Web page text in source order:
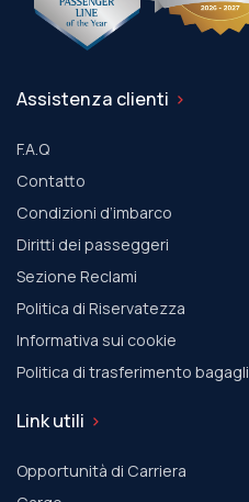
Assistenza clienti
F.A.Q
Contatto
Condizioni d’imbarco
Diritti dei passeggeri
Sezione Reclami
Politica di Riservatezza
Informativa sui cookie
Politica di trasferimento bagagli
Link utili
Opportunità di Carriera